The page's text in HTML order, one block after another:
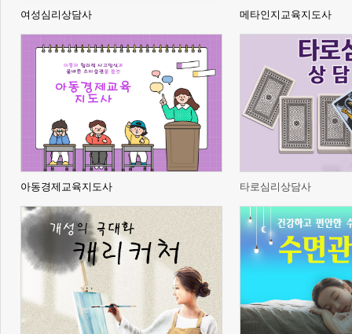
여성심리상담사 메타인지교육지도사
아동경제교육지도사 타로심리상담사